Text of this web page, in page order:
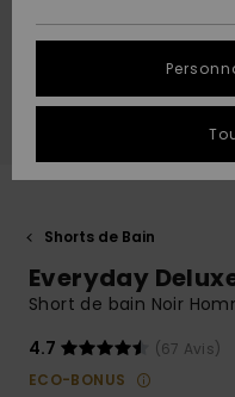
A
A
tailles
plus
à votre
Démarrer
QUIKSILVER
Shorts de Bain
Everyday
Short de bain Noir
4.7
(67 Avis)
ECO-BONUS